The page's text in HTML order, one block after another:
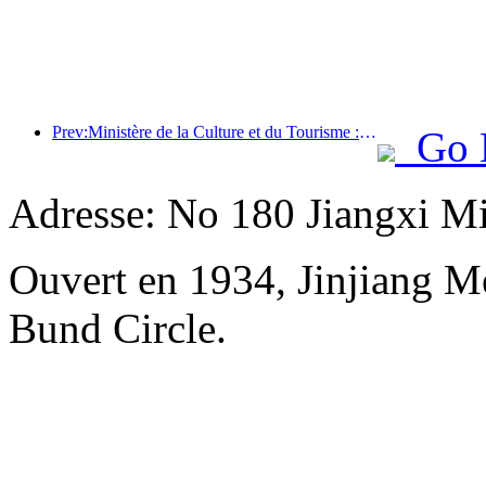
Prev:Ministère de la Culture et du Tourisme : Lancement de 22 activités thématiques réparties dans 7 grandes régions
Go
Adresse: No 180 Jiangxi
Ouvert en 1934, Jinjiang
Bund Circle.